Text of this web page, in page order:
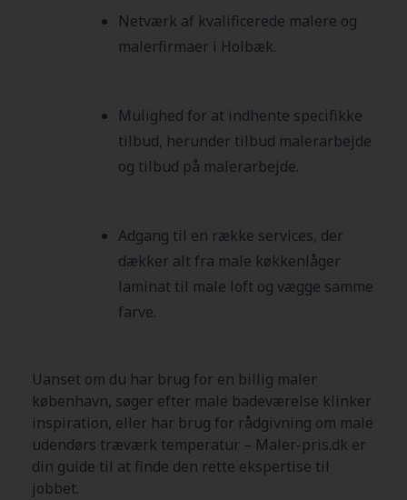
Netværk af kvalificerede malere og
malerfirmaer i Holbæk.
Mulighed for at indhente specifikke
tilbud, herunder tilbud malerarbejde
og tilbud på malerarbejde.
Adgang til en række services, der
dækker alt fra male køkkenlåger
laminat til male loft og vægge samme
farve.
Uanset om du har brug for en billig maler
københavn, søger efter male badeværelse klinker
inspiration, eller har brug for rådgivning om male
udendørs træværk temperatur – Maler-pris.dk er
din guide til at finde den rette ekspertise til
jobbet.